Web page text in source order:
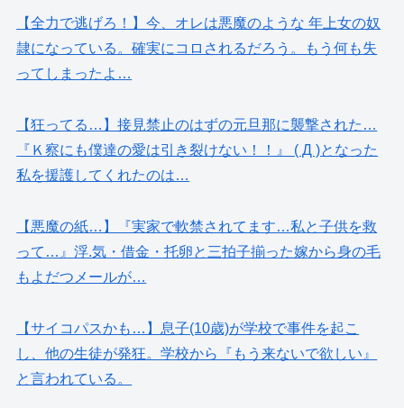
【全力で逃げろ！】今、オレは悪魔のような 年上女の奴
隷になっている。確実にコロされるだろう。もう何も失
ってしまったよ…
【狂ってる…】接見禁止のはずの元旦那に襲撃された…
『Ｋ察にも僕達の愛は引き裂けない！！』 ( Д )となった
私を援護してくれたのは…
【悪魔の紙…】『実家で軟禁されてます…私と子供を救
って…』浮.気・借金・托卵と三拍子揃った嫁から身の毛
もよだつメールが…
【サイコパスかも…】息子(10歳)が学校で事件を起こ
し、他の生徒が発狂。学校から『もう来ないで欲しい』
と言われている。